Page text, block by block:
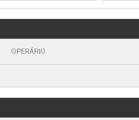
OPERÁRIO